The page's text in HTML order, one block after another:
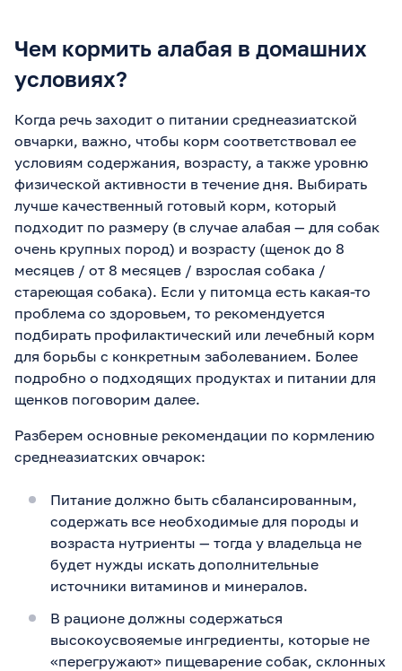
Чем кормить алабая в домашних
условиях?
Когда речь заходит о питании среднеазиатской
овчарки, важно, чтобы корм соответствовал ее
условиям содержания, возрасту, а также уровню
физической активности в течение дня. Выбирать
лучше качественный готовый корм, который
подходит по размеру (в случае алабая — для собак
очень крупных пород) и возрасту (щенок до 8
месяцев / от 8 месяцев / взрослая собака /
стареющая собака). Если у питомца есть какая-то
проблема со здоровьем, то рекомендуется
подбирать профилактический или лечебный корм
для борьбы с конкретным заболеванием. Более
подробно о подходящих продуктах и питании для
щенков поговорим далее.
Разберем основные рекомендации по кормлению
среднеазиатских овчарок:
Питание должно быть сбалансированным,
содержать все необходимые для породы и
возраста нутриенты — тогда у владельца не
будет нужды искать дополнительные
источники витаминов и минералов.
В рационе должны содержаться
высокоусвояемые ингредиенты, которые не
«перегружают» пищеварение собак, склонных